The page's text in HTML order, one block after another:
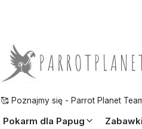
🥰 Poznajmy się - Parrot Planet
Pokarm dla Papug